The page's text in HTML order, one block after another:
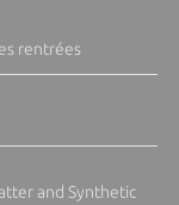
rentrées
and Synthetic